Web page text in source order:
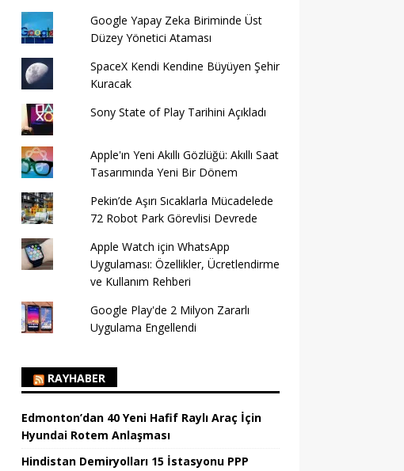
Google Yapay Zeka Biriminde Üst
Düzey Yönetici Ataması
SpaceX Kendi Kendine Büyüyen Şehir
Kuracak
Sony State of Play Tarihini Açıkladı
Apple'ın Yeni Akıllı Gözlüğü: Akıllı Saat
Tasarımında Yeni Bir Dönem
Pekin’de Aşırı Sıcaklarla Mücadelede
72 Robot Park Görevlisi Devrede
Apple Watch için WhatsApp
Uygulaması: Özellikler, Ücretlendirme
ve Kullanım Rehberi
Google Play'de 2 Milyon Zararlı
Uygulama Engellendi
RAYHABER
Edmonton’dan 40 Yeni Hafif Raylı Araç İçin
Hyundai Rotem Anlaşması
Hindistan Demiryolları 15 İstasyonu PPP